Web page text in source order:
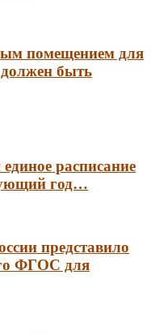
помещением для
быть
расписание
год…
представило
ФГОС для